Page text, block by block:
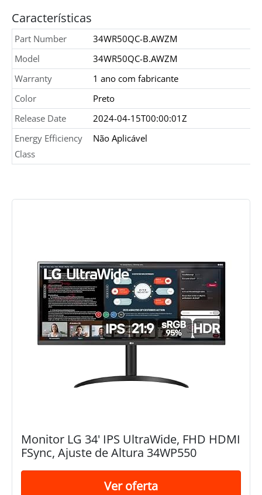
Características
Part Number
34WR50QC-B.AWZM
Model
34WR50QC-B.AWZM
Warranty
1 ano com fabricante
Color
Preto
Release Date
2024-04-15T00:00:01Z
Energy Efficiency
Class
Não Aplicável
Monitor LG 34' IPS UltraWide, FHD HDMI
FSync, Ajuste de Altura 34WP550
Ver oferta